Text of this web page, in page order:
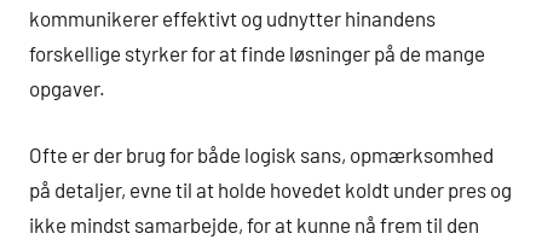
kommunikerer effektivt og udnytter hinandens
forskellige styrker for at finde løsninger på de mange
opgaver.
Ofte er der brug for både logisk sans, opmærksomhed
på detaljer, evne til at holde hovedet koldt under pres og
ikke mindst samarbejde, for at kunne nå frem til den